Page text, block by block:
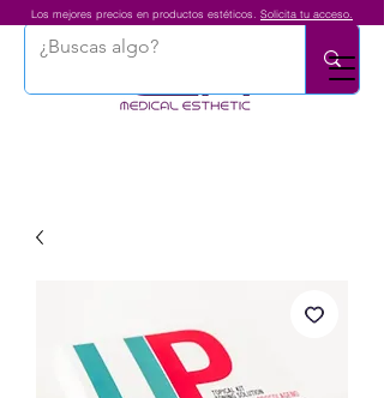
Los mejores precios en productos estéticos. Solicita tu acceso.